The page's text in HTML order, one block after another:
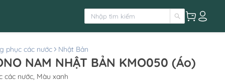
phục các nước Nhật Bản
NAM NHẬT BẢN KMO050 (Áo)
các nước, Màu xanh